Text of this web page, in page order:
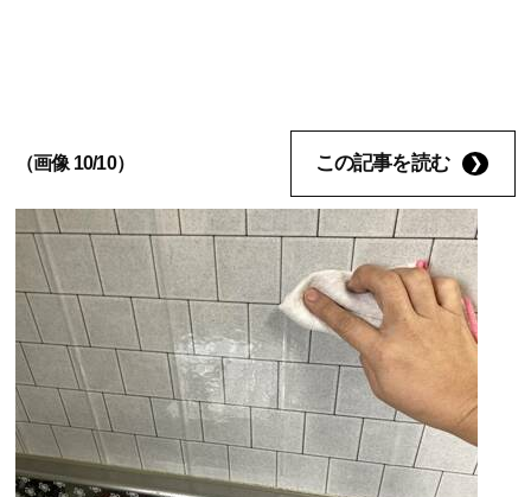
（画像 10/10） この記事を読む